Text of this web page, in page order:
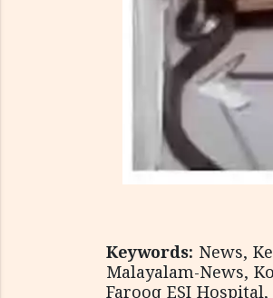
Keywords: News,
Malayalam-News,